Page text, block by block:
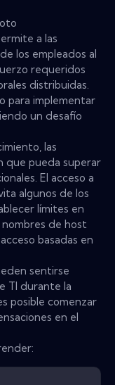
a las
los empleados al
requeridos
distribuidas.
para implementar
un desafío
las
que pueda superar
El acceso a
algunos de los
límites en
nombres de host
basadas en
sentirse
TI durante la
posible comenzar
en el